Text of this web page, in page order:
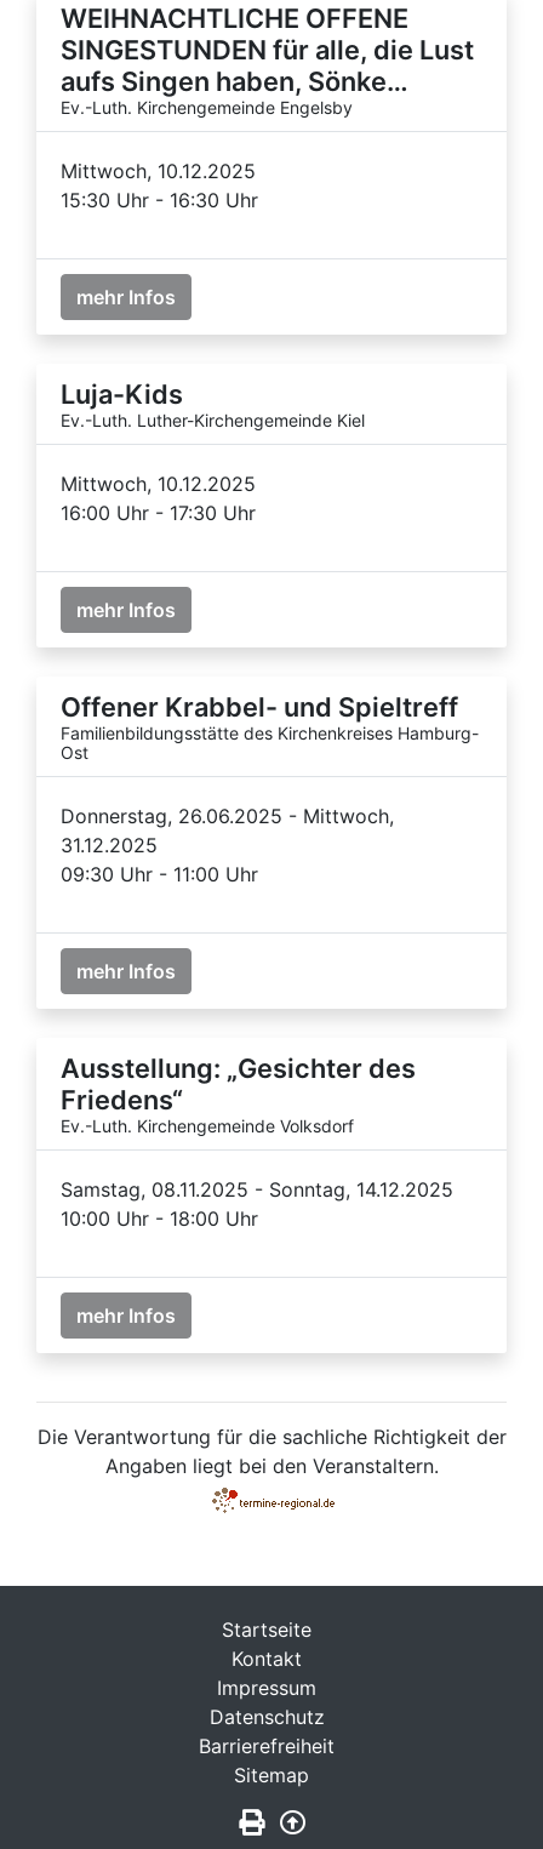
WEIHNACHTLICHE OFFENE
SINGESTUNDEN für alle, die Lust
aufs Singen haben, Sönke…
Ev.-Luth. Kirchengemeinde Engelsby
Mittwoch, 10.12.2025
15:30 Uhr - 16:30 Uhr
mehr Infos
Luja-Kids
Ev.-Luth. Luther-Kirchengemeinde Kiel
Mittwoch, 10.12.2025
16:00 Uhr - 17:30 Uhr
mehr Infos
Offener Krabbel- und Spieltreff
Familienbildungsstätte des Kirchenkreises Hamburg-
Ost
Donnerstag, 26.06.2025 - Mittwoch,
31.12.2025
09:30 Uhr - 11:00 Uhr
mehr Infos
Ausstellung: „Gesichter des
Friedens“
Ev.-Luth. Kirchengemeinde Volksdorf
Samstag, 08.11.2025 - Sonntag, 14.12.2025
10:00 Uhr - 18:00 Uhr
mehr Infos
Die Verantwortung für die sachliche Richtigkeit der
Angaben liegt bei den Veranstaltern.
Startseite
Kontakt
Impressum
Datenschutz
Barrierefreiheit
Sitemap
Seite drucken
Zurück nach oben